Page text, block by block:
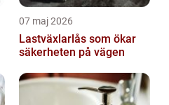
07 maj 2026
Lastväxlarlås som ökar
säkerheten på vägen